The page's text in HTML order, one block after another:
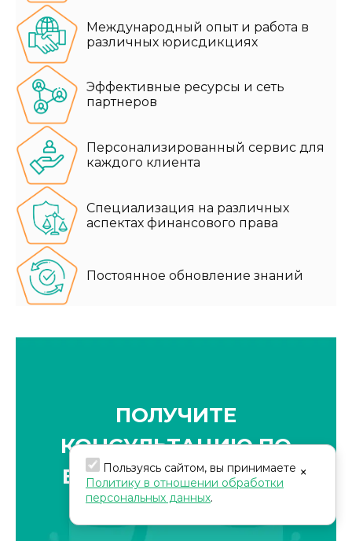
Международный опыт и работа в
различных юрисдикциях
Эффективные ресурсы и сеть
партнеров
Персонализированный сервис для
каждого клиента
Специализация на различных
аспектах финансового права
Постоянное обновление знаний
ПОЛУЧИТЕ
КОНСУЛЬТАЦИЮ ПО
ВОЗВРАТУ СРЕДСТВ
×
Пользуясь сайтом, вы принимаете
Политику в отношении обработки
персональных данных.